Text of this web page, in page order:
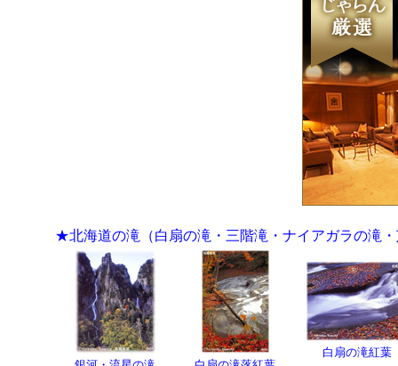
★北海道の滝（白扇の滝・三階滝・ナイアガラの滝
白扇の滝紅葉